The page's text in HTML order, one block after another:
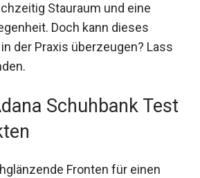
Stauraum und eine
Doch kann dieses
der Praxis überzeugen? Lass
Schuhbank Test
Fronten für einen